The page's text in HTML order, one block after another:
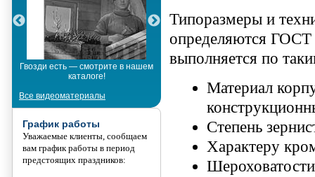
Гвозди есть — смотрите в нашем
каталоге!
Металлополимерные тросы
Все видеоматериалы
График работы
Уважаемые клиенты, сообщаем
вам график работы в период
предстоящих праздников:
Типоразмеры и
определяются ГОСТ
выполняется по
Материал
Степень
Характеру